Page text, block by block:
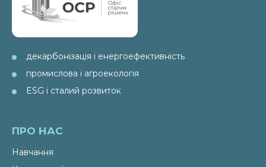
декарбонізація і енергоефективність
промислова і агроекологія
ESG і сталий розвиток
ПРО НАС
Навчання